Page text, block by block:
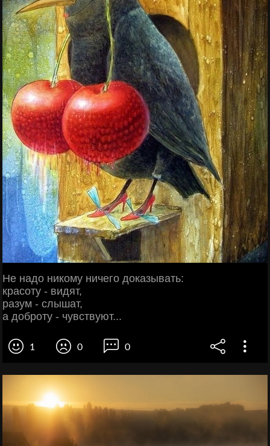
Не надо никому ничего доказывать:
красоту - видят,
разум - слышат,
а доброту - чувствуют...
1 0 0